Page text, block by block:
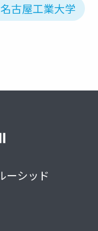
古屋工業大学
ーシッド